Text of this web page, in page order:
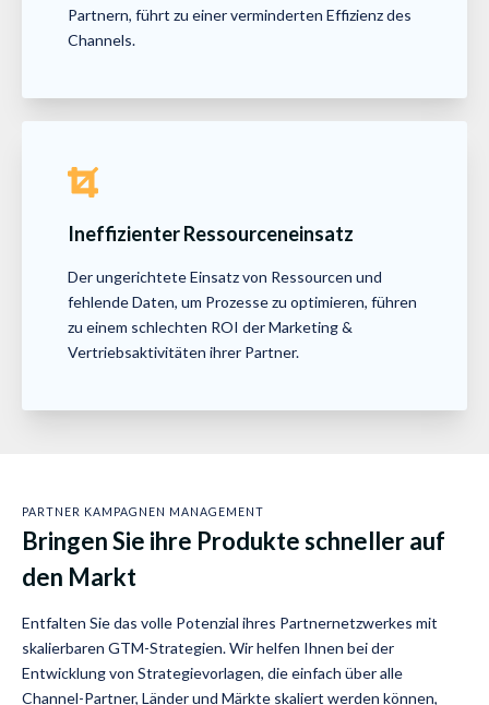
Partnern, führt zu einer verminderten Effizienz des
Channels.
Ineffizienter Ressourceneinsatz
Der ungerichtete Einsatz von Ressourcen und
fehlende Daten, um Prozesse zu optimieren, führen
zu einem schlechten ROI der Marketing &
Vertriebsaktivitäten ihrer Partner.
PARTNER KAMPAGNEN MANAGEMENT
Bringen Sie ihre Produkte schneller auf
den Markt
Entfalten Sie das volle Potenzial ihres Partnernetzwerkes mit
skalierbaren GTM-Strategien. Wir helfen Ihnen bei der
Entwicklung von Strategievorlagen, die einfach über alle
Channel-Partner, Länder und Märkte skaliert werden können,